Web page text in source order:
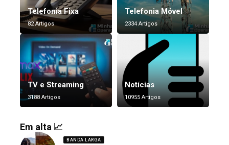
Telefonia Fixa
82 Artigos
Telefonia Móvel
2334 Artigos
TV e Streaming
3188 Artigos
Notícias
10955 Artigos
Em alta 📈
BANDA LARGA